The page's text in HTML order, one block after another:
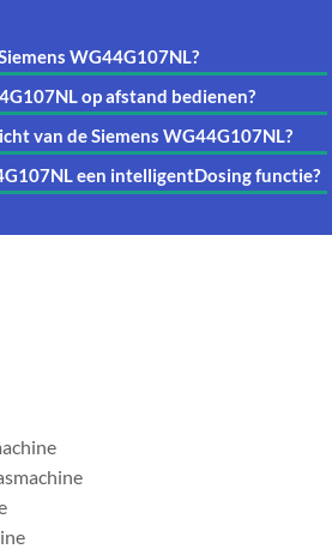
WG44G107NL?
op afstand bedienen?
van de Siemens WG44G107NL?
een intelligentDosing functie?